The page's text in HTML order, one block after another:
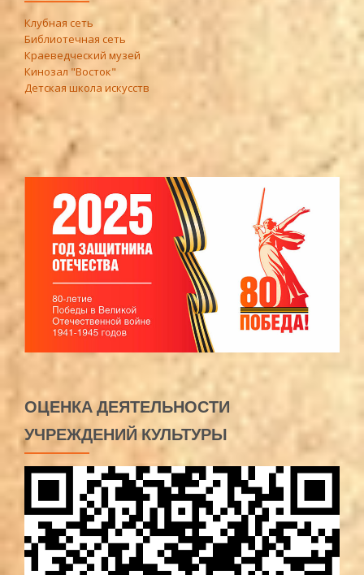
Клубная сеть
Библиотечная сеть
Краеведческий музей
Кинозал "Восток"
Детская школа искусств
ОЦЕНКА ДЕЯТЕЛЬНОСТИ
УЧРЕЖДЕНИЙ КУЛЬТУРЫ